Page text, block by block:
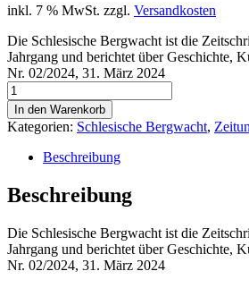
inkl. 7 % MwSt. zzgl. Versandkosten
Die Schlesische Bergwacht ist die
Jahrgang und berichtet über Geschichte,
Nr. 02/2024, 31. März 2024
Schlesische
Bergwacht
Nr.
02/2024
Menge
In den Warenkorb
Kategorien: Schlesische Bergwacht,
Beschreibung
Beschreibung
Die Schle­si­sche Berg­wacht ist die
Jahr­gang und berich­tet über Geschich­te,
Nr. 02/2024, 31. März 2024